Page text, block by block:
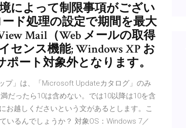
によって制限事項がござい
ド処理の設定で期間を最大
Mail（Web メールの取得
センス機能; Windows XP お
ート対象外となります。
プ」は、「Microsoft Updateカタログ」のみ
だったら10は含めない。では10以降は10を含
お越しくださいという文があるとします。こ
いるんでしょうか？ 対象OS：Windows 7／